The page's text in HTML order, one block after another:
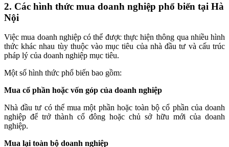
2. Các hình thức mua doanh nghiệp phổ biến tại Hà
Nội
Việc mua doanh nghiệp có thể được thực hiện thông qua nhiều hình
thức khác nhau tùy thuộc vào mục tiêu của nhà đầu tư và cấu trúc
pháp lý của doanh nghiệp mục tiêu.
Một số hình thức phổ biến bao gồm:
Mua cổ phần hoặc vốn góp của doanh nghiệp
Nhà đầu tư có thể mua một phần hoặc toàn bộ cổ phần của doanh
nghiệp để trở thành cổ đông hoặc chủ sở hữu mới của doanh
nghiệp.
Mua lại toàn bộ doanh nghiệp